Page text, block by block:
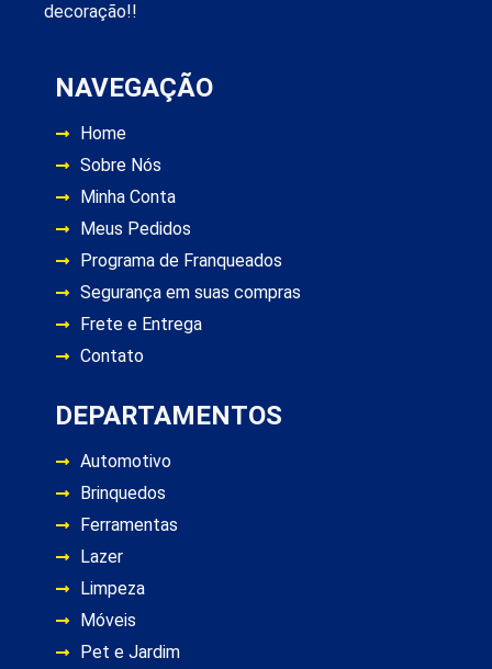
decoração!!
NAVEGAÇÃO
Home
Sobre Nós
Minha Conta
Meus Pedidos
Programa de Franqueados
Segurança em suas compras
Frete e Entrega
Contato
DEPARTAMENTOS
Automotivo
Brinquedos
Ferramentas
Lazer
Limpeza
Móveis
Pet e Jardim